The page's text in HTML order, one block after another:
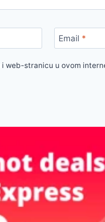
Email *
i web-stranicu u ovom